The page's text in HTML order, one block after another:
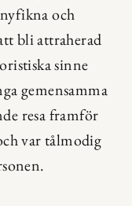
och
bli attraherad
sinne
gemensamma
resa framför
var tålmodig